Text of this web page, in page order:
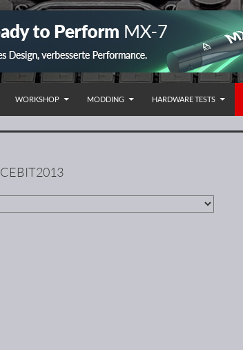
WORKSHOP MODDING HARDWARE TESTS